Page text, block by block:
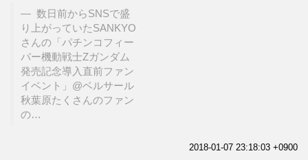
数日前からSNSで盛
り上がっていたSANKYO
さんの「パチンコフィー
バー機動戦士Zガンダム
発売記念導入直前ファン
イベント」@ベルサール
秋葉原たくさんのファン
の…
2018-01-07 23:18:03 +0900